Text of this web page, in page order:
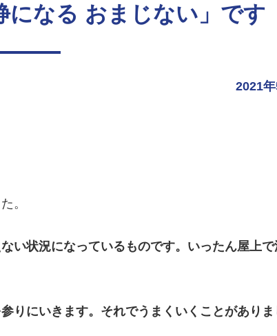
になる おまじない」です
2021
。
い状況になっているものです。いったん屋上
りにいきます。それでうまくいくことがありま